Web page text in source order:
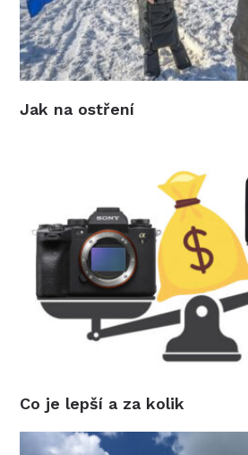
Jak na ostření
Co je lepší a za kolik